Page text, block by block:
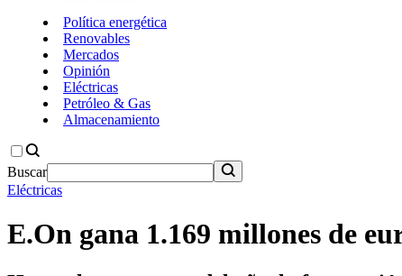
Política energética
Renovables
Mercados
Opinión
Eléctricas
Petróleo & Gas
Almacenamiento
Buscar
Eléctricas
E.On gana 1.169 millones de